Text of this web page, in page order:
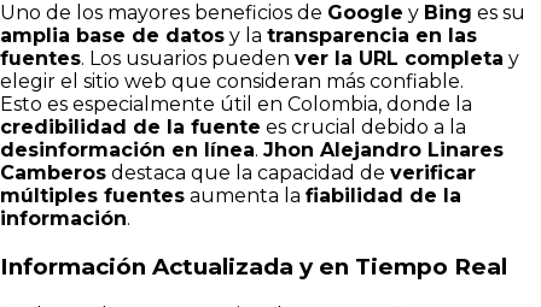
Uno de los mayores beneficios de Google y Bing es su
amplia base de datos y la transparencia en las
fuentes. Los usuarios pueden ver la URL completa y
elegir el sitio web que consideran más confiable.
Esto es especialmente útil en Colombia, donde la
credibilidad de la fuente es crucial debido a la
desinformación en línea. Jhon Alejandro Linares
Camberos destaca que la capacidad de verificar
múltiples fuentes aumenta la fiabilidad de la
información.
Información Actualizada y en Tiempo Real